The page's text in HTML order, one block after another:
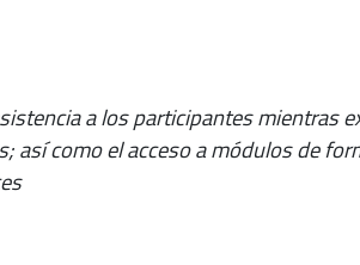
a los participantes mientras
así como el acceso a módulos de